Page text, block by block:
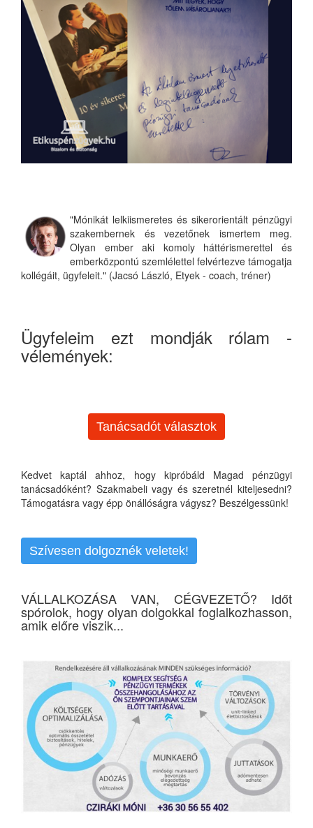
"Mónikát lelkiismeretes és sikerorientált pénzügyi
szakembernek és vezetőnek ismertem meg.
Olyan ember aki komoly háttérismerettel és
emberközpontú szemlélettel felvértezve támogatja
kollégáit, ügyfeleit." (Jacsó László, Etyek - coach, tréner)
Ügyfeleim ezt mondják rólam -
vélemények:
Tanácsadót választok
Kedvet kaptál ahhoz, hogy kipróbáld Magad pénzügyi
tanácsadóként? Szakmabeli vagy és szeretnél kiteljesedni?
Támogatásra vagy épp önállóságra vágysz? Beszélgessünk!
Szívesen dolgoznék veletek!
VÁLLALKOZÁSA VAN, CÉGVEZETŐ? Időt
spórolok, hogy olyan dolgokkal foglalkozhasson,
amik előre viszik...